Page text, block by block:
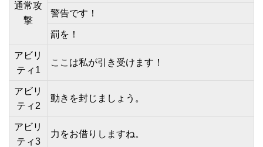
通常攻
撃
警告です！
罰を！
アビリ
ティ1
ここは私が引き受けます！
アビリ
ティ2
動きを封じましょう。
アビリ
ティ3
力をお借りしますね。